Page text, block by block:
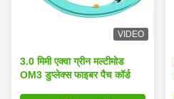
VIDEO
3.0 मिमी एक्वा ग्रीन मल्टीमोड
OM3 डुप्लेक्स फाइबर पैच कॉर्ड